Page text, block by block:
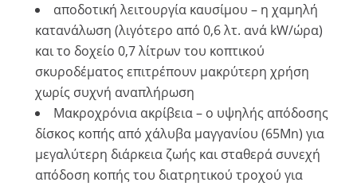
αποδοτική λειτουργία καυσίμου – η χαμηλή
κατανάλωση (λιγότερο από 0,6 λτ. ανά kW/ώρα)
και το δοχείο 0,7 λίτρων του κοπτικού
σκυροδέματος επιτρέπουν μακρύτερη χρήση
χωρίς συχνή αναπλήρωση
Μακροχρόνια ακρίβεια – ο υψηλής απόδοσης
δίσκος κοπής από χάλυβα μαγγανίου (65Mn) για
μεγαλύτερη διάρκεια ζωής και σταθερά συνεχή
απόδοση κοπής του διατρητικού τροχού για